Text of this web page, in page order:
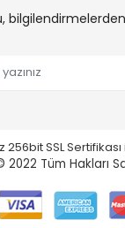
256bit SSL
2022 Tüm Hakları